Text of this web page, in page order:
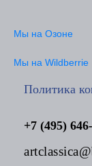
Мы на Озоне
Мы на Wildberrie
Политика
+7 (495)